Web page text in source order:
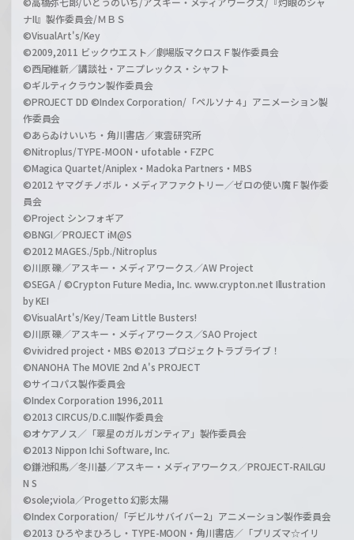
ナII』製作委員会/ＭＢＳ
©VisualArt's/Key
©2009,2011 ビックウエスト／劇場版マクロスＦ製作委員会
©西尾維新／講談社・アニプレックス・シャフト
©ギルティクラウン製作委員会
©PROJECT DD ©Index Corporation/「ペルソナ４」アニメーション製
作委員会
©あらゐけいいち・角川書店／東雲研究所
©Nitroplus/TYPE-MOON・ufotable・FZPC
©Magica Quartet/Aniplex・Madoka Partners・MBS
©2012 ヤマグチノボル・メディアファクトリー／ゼロの使い魔Ｆ製作委
員会
©Project シンフォギア
©BNGI／PROJECT iM@S
©2012 MAGES./5pb./Nitroplus
©川原 礫／アスキー・メディアワークス／AW Project
©SEGA / ©Crypton Future Media, Inc. www.crypton.net Illustration
by KEI
©VisualArt's/Key/Team Little Busters!
©川原 礫／アスキー・メディアワークス／SAO Project
©vividred project・MBS ©2013 プロジェクトラブライブ！
©NANOHA The MOVIE 2nd A's PROJECT
©サイコパス製作委員会
©Index Corporation 1996,2011
©2013 CIRCUS/D.C.III製作委員会
©オケアノス／「翠星のガルガンティア」製作委員会
©2013 Nippon Ichi Software, Inc.
©鎌池和馬／冬川基／アスキー・メディアワークス／PROJECT-RAILGU
N S
©sole;viola／Progetto 幻影太陽
©Index Corporation/「デビルサバイバー2」アニメーション製作委員会
©2013 ひろやまひろし・TYPE-MOON・角川書店／「プリズマ☆イリ